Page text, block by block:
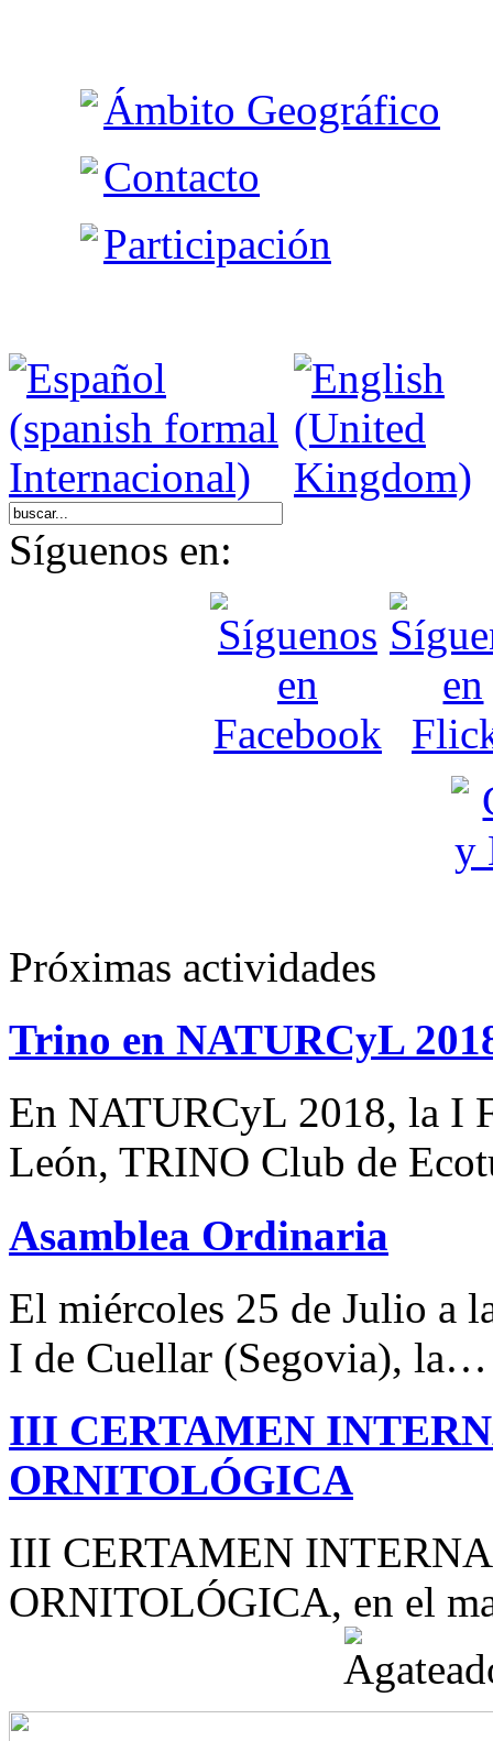
Ámbito Geográfico
Contacto
Participación
Síguenos en:
Próximas actividades
Trino en NATURCyL
En NATURCyL 2018, la I
León, TRINO Club de
Asamblea Ordinaria
El miércoles 25 de Julio a
I de Cuellar (Segovia), la…
III CERTAMEN
ORNITOLÓGICA
III CERTAMEN
ORNITOLÓGICA, en el